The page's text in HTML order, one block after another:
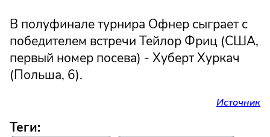
В полуфинале турнира Офнер сыграет с
победителем встречи Тейлор Фриц (США,
первый номер посева) - Хуберт Хуркач
(Польша, 6).
Источник
Теги: